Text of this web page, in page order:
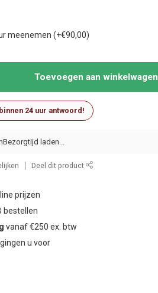
meenemen (+€90,00)
Toevoegen aan winkelwagen
24 uur antwoord!
Deel dit product
prijzen
bestellen
vanaf €250 ex. btw
u voor